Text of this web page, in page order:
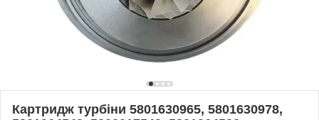
Картридж турбіни 5801630965, 5801630978,